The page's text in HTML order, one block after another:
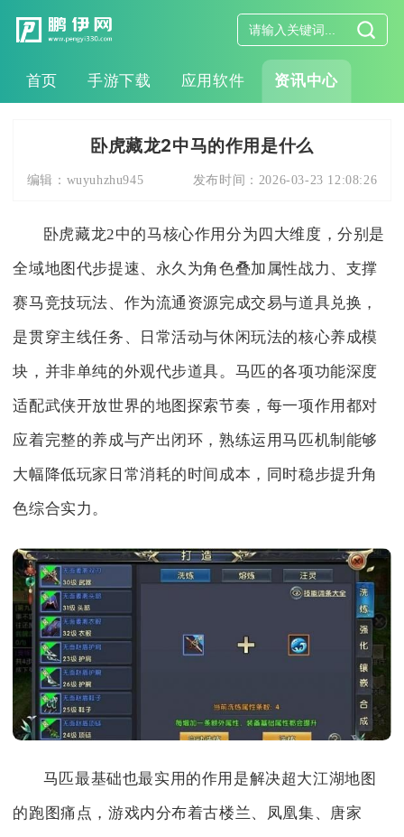
首页 手游下载 应用软件 资讯中心
卧虎藏龙2中马的作用是什么
编辑： wuyuhzhu945 发布时间： 2026-03-23 12:08:26
卧虎藏龙2中的马核心作用分为四大维度，分别是
全域地图代步提速、永久为角色叠加属性战力、支撑
赛马竞技玩法、作为流通资源完成交易与道具兑换，
是贯穿主线任务、日常活动与休闲玩法的核心养成模
块，并非单纯的外观代步道具。马匹的各项功能深度
适配武侠开放世界的地图探索节奏，每一项作用都对
应着完整的养成与产出闭环，熟练运用马匹机制能够
大幅降低玩家日常消耗的时间成本，同时稳步提升角
色综合实力。
马匹最基础也最实用的作用是解决超大江湖地图
的跑图痛点，游戏内分布着古楼兰、凤凰集、唐家